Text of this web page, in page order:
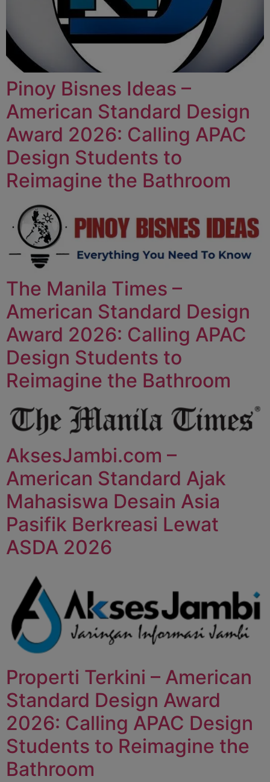
Pinoy Bisnes Ideas –
American Standard Design
Award 2026: Calling APAC
Design Students to
Reimagine the Bathroom
The Manila Times –
American Standard Design
Award 2026: Calling APAC
Design Students to
Reimagine the Bathroom
AksesJambi.com –
American Standard Ajak
Mahasiswa Desain Asia
Pasifik Berkreasi Lewat
ASDA 2026
Properti Terkini – American
Standard Design Award
2026: Calling APAC Design
Students to Reimagine the
Bathroom